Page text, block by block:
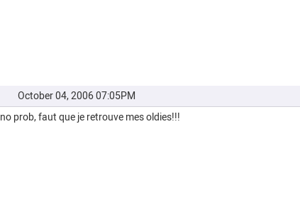
October 04, 2006 07:05PM
no prob, faut que je retrouve mes oldies!!!